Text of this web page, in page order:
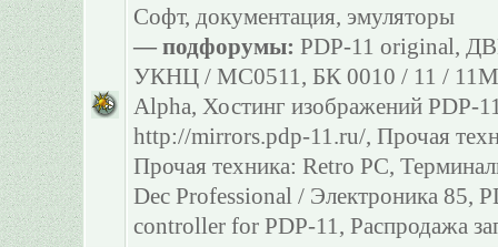
Софт, документация, эмуляторы
— подфорумы: PDP-11 original ,
УКНЦ / МС0511 , БК 0010 / 11 / 11M
Alpha, Хостинг изображений PDP-
http://mirrors.pdp-11.ru/, Прочая
Прочая техника: Retro PC,
Dec Professional / Электроника 85,
controller for PDP-11 , Распродажа